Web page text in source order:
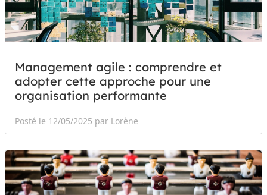
Management agile : comprendre et
adopter cette approche pour une
organisation performante
Posté le 12/05/2025 par Lorène